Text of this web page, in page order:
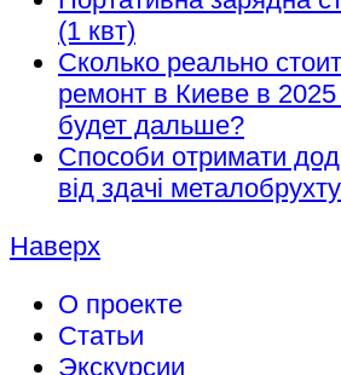
(1 квт)
Сколько реально
ремонт в Киеве в 2025
будет дальше?
Способи отримати
від здачі металобрухту
Наверх
О проекте
Статьи
Экскурсии